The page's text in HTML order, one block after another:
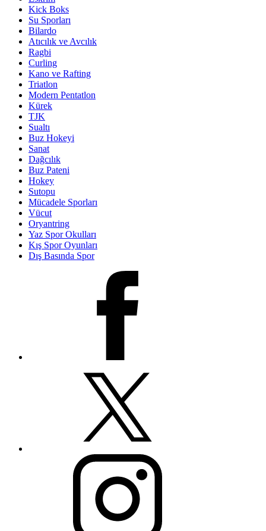
Kick Boks
Su Sporları
Bilardo
Atıcılık ve Avcılık
Ragbi
Curling
Kano ve Rafting
Triatlon
Modern Pentatlon
Kürek
TJK
Sualtı
Buz Hokeyi
Sanat
Dağcılık
Buz Pateni
Hokey
Sutopu
Mücadele Sporları
Vücut
Oryantring
Yaz Spor Okulları
Kış Spor Oyunları
Dış Basında Spor